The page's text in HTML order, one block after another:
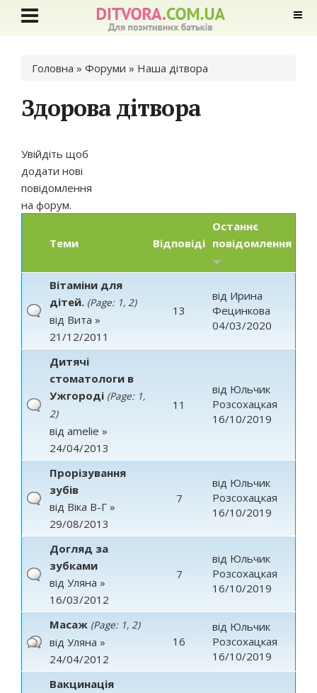
Ви є тут
Головна » Форуми » Наша дітвора
Здорова дітвора
Увійдіть щоб
додати нові
повідомлення
на форум.
Теми Відповіді
Останнє
повідомлення
Вітаміни для
дітей. (Page: 1, 2)
від Вита »
21/12/2011
13
від Ирина
Фецинкова
04/03/2020
Дитячі
стоматологи в
Ужгороді (Page: 1,
2)
від amelie »
24/04/2013
11
від Юльчик
Розсохацкая
16/10/2019
Прорізування
зубів
від Віка В-Г »
29/08/2013
7
від Юльчик
Розсохацкая
16/10/2019
Догляд за
зубками
від Уляна »
16/03/2012
7
від Юльчик
Розсохацкая
16/10/2019
Масаж (Page: 1, 2)
від Уляна »
24/04/2012
16
від Юльчик
Розсохацкая
16/10/2019
Вакцинація